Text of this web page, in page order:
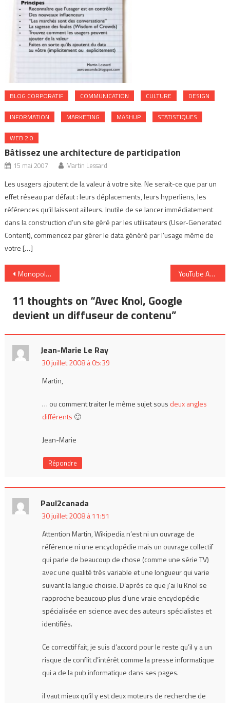
BLOG CORPORATIF COMMUNICATION CULTURE DESIGN
INFORMATION MARKETING MASHUP STATISTIQUES
WEB 2.0
Bâtissez une architecture de participation
15 mai 2007 Martin Lessard
Les usagers ajoutent de la valeur à votre site. Ne serait-ce que par un
effet réseau par défaut : leurs déplacements, leurs hyperliens, les
références qu’il laissent ailleurs. Inutile de se lancer immédiatement
dans la construction d’un site géré par les utilisateurs (User-Generated
Content), commencez par gérer le data généré par l’usage même de
votre […]
Navigation
de
l’article
Monopoly, version Word of Mouth YouTube Annotation
11 thoughts on “Avec Knol, Google
devient un diffuseur de contenu”
Jean-Marie Le Ray
30 juillet 2008 à 05:39
Martin,
… ou comment traiter le même sujet sous deux angles
différents🙂
Jean-Marie
Répondre
Paul2canada
30 juillet 2008 à 11:51
Attention Martin, Wikipedia n’est ni un ouvrage de
référence ni une encyclopédie mais un ouvrage collectif
qui parle de beaucoup de chose (comme une série TV)
avec une qualité très variable et une longueur qui varie
suivant la langue choisie. D’après ce que j’ai lu Knol se
rapproche beaucoup plus d’une vraie encyclopédie
spécialisée en science avec des auteurs spécialistes et
identifiés.
Ce correctif fait, je suis d’accord pour le reste qu’il y a un
risque de conflit d’intérêt comme la presse informatique
qui a de la pub informatique dans ses pages.
il vaut mieux qu’il y est deux moteurs de recherche de